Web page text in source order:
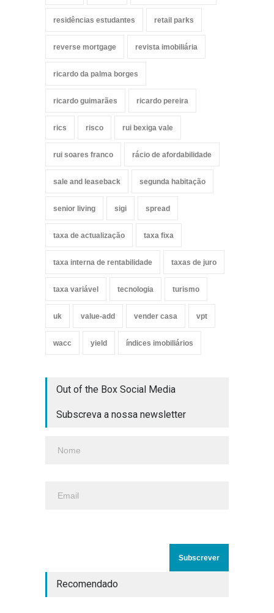
residências estudantes retail parks
reverse mortgage revista imobiliária
ricardo da palma borges
ricardo guimarães ricardo pereira
rics risco rui bexiga vale
rui soares franco rácio de afordabilidade
sale and leaseback segunda habitação
senior living sigi spread
taxa de actualização taxa fixa
taxa interna de rentabilidade taxas de juro
taxa variável tecnologia turismo
uk value-add vender casa vpt
wacc yield índices imobiliários
Out of the Box Social Media
Subscreva a nossa newsletter
Recomendado